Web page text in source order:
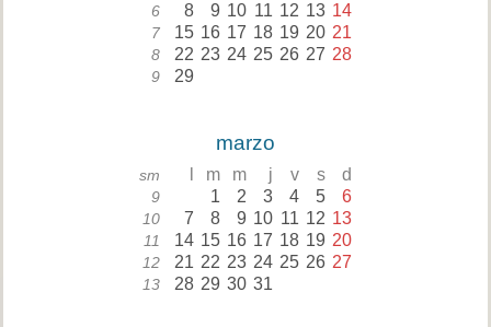
6 8 9 10 11 12 13 14
7 15 16 17 18 19 20 21
8 22 23 24 25 26 27 28
9 29
marzo
sm m m j v s d
9 1 2 3 4 5 6
10 7 8 9 10 11 12 13
11 14 15 16 17 18 19 20
12 21 22 23 24 25 26 27
13 28 29 30 31